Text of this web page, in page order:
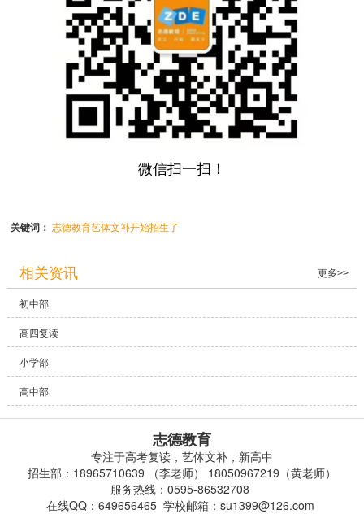
微信扫一扫！
关键词：志德教育艺体文补开始招生了
相关资讯 更多>>
初中部
高四复读
小学部
高中部
志德教育
专注于高考复读，艺体文补，新高中
招生部：18965710639 （李老师） 18050967219（黄老师）
服务热线：0595-86532708
在线QQ：649656465 学校邮箱：su1399@126.com